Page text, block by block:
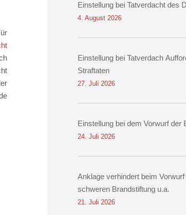
Einstellung bei Tatverdacht des
4. August 2026
Einstellung bei Tatverdach
Straftaten
27. Juli 2026
Einstellung bei dem Vorwurf der
24. Juli 2026
Anklage verhindert beim
schweren Brandstiftung u.a.
21. Juli 2026